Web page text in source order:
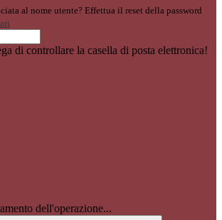
al nome utente? Effettua il reset della password
di controllare la casella di posta elettronica!
dell'operazione...